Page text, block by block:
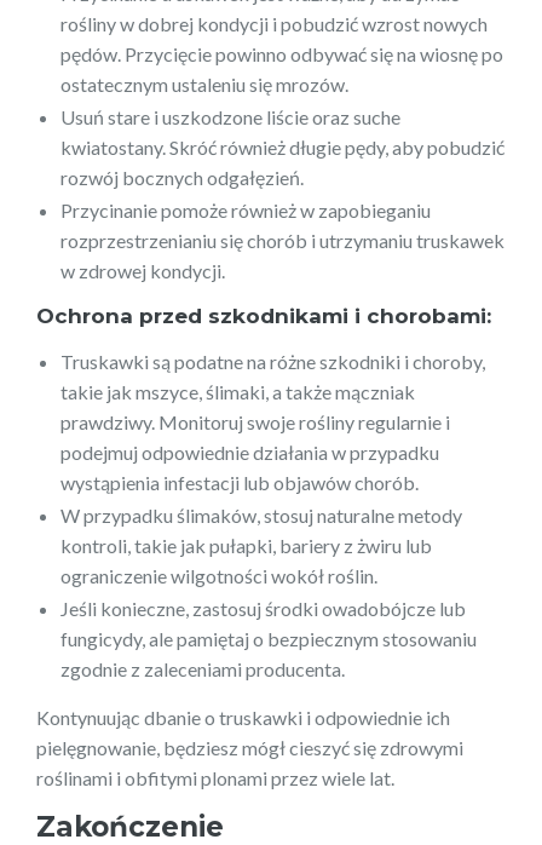
rośliny w dobrej kondycji i pobudzić wzrost nowych
pędów. Przycięcie powinno odbywać się na wiosnę po
ostatecznym ustaleniu się mrozów.
Usuń stare i uszkodzone liście oraz suche
kwiatostany. Skróć również długie pędy, aby pobudzić
rozwój bocznych odgałęzień.
Przycinanie pomoże również w zapobieganiu
rozprzestrzenianiu się chorób i utrzymaniu truskawek
w zdrowej kondycji.
Ochrona przed szkodnikami i chorobami:
Truskawki są podatne na różne szkodniki i choroby,
takie jak mszyce, ślimaki, a także mączniak
prawdziwy. Monitoruj swoje rośliny regularnie i
podejmuj odpowiednie działania w przypadku
wystąpienia infestacji lub objawów chorób.
W przypadku ślimaków, stosuj naturalne metody
kontroli, takie jak pułapki, bariery z żwiru lub
ograniczenie wilgotności wokół roślin.
Jeśli konieczne, zastosuj środki owadobójcze lub
fungicydy, ale pamiętaj o bezpiecznym stosowaniu
zgodnie z zaleceniami producenta.
Kontynuując dbanie o truskawki i odpowiednie ich
pielęgnowanie, będziesz mógł cieszyć się zdrowymi
roślinami i obfitymi plonami przez wiele lat.
Zakończenie